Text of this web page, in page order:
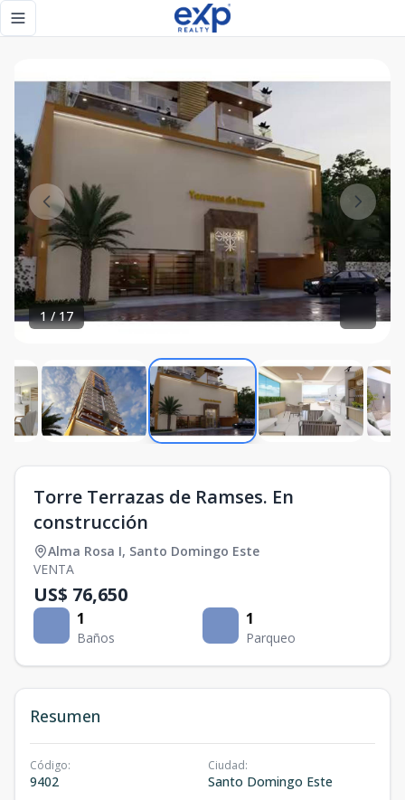
Toggle navigation menu
1/17
Torre Terrazas de Ramses. En
construcción
Alma Rosa I, Santo Domingo Este
VENTA
US$ 76,650
1
Baños
1
Parqueo
Resumen
Código:
9402
Ciudad:
Santo Domingo Este
Torre Terrazas de Ramses. En construcción - eXp Realty